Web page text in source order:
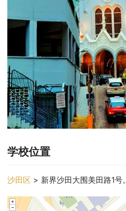
学校位置
沙田区 > 新界沙田大围美田路1号。